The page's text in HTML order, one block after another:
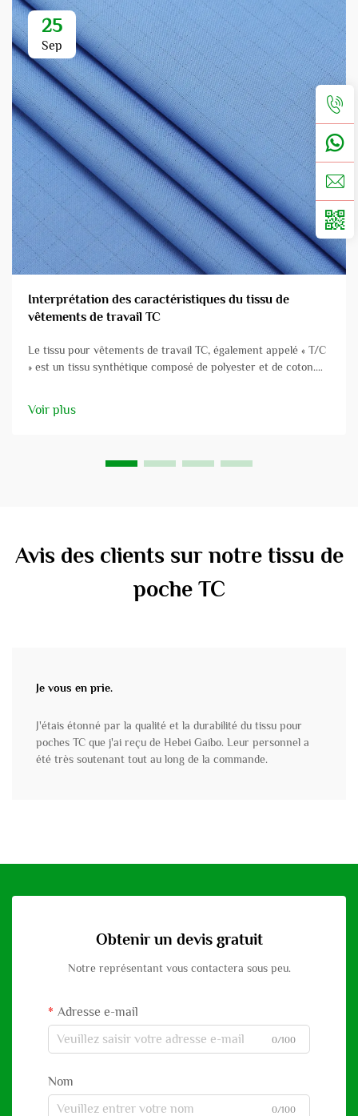
25
Sep
Interprétation des caractéristiques du tissu de
vêtements de travail TC
Le tissu pour vêtements de travail TC, également appelé « T/C
» est un tissu synthétique composé de polyester et de coton.
application dans le domaine industriel...
Voir plus
Avis des clients sur notre tissu de
poche TC
Je vous en prie.
J'étais étonné par la qualité et la durabilité du tissu pour
poches TC que j'ai reçu de Hebei Gaibo. Leur personnel a
été très soutenant tout au long de la commande.
Obtenir un devis gratuit
Notre représentant vous contactera sous peu.
Adresse e-mail
0/100
Nom
0/100